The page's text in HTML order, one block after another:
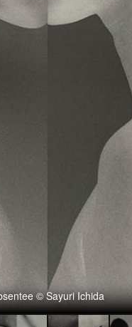
© Sayuri Ichida